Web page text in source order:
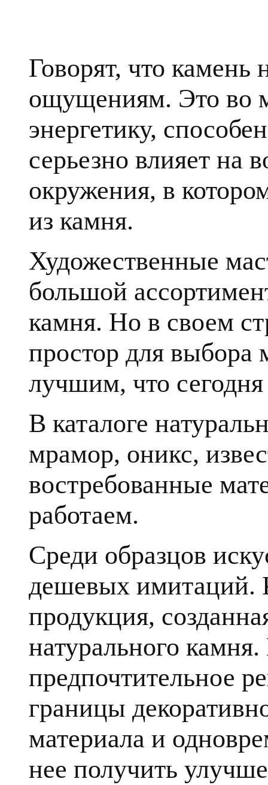
Говорят, что
ощущениям. Это во
энергетику,
серьезно влияет на
окружения, в
из камня.
Художественные
большой
камня. Но в своем
простор для выбора
лучшим, что
В каталоге
мрамор, оникс,
востребованные
работаем.
Среди образцов
дешевых имитаций.
продукция,
натурального
предпочтительное
границы
материала и
нее получить